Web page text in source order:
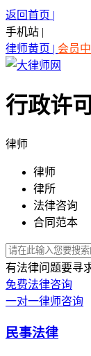
返回首页 |
手机站 |
律师黄页 | 会员
行政许
律师
律师
律所
法律咨询
合同范本
有法律问题要寻
免费法律咨询
一对一律师咨询
民事法律